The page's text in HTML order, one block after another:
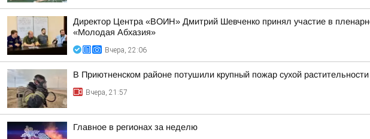
Директор Центра «ВОИН» Дмитрий Шевченко принял участие в
«Молодая Абхазия»
Вчера, 22:06
В Приютненском районе потушили крупный пожар сухой растительности
Вчера, 21:57
Главное в регионах за неделю